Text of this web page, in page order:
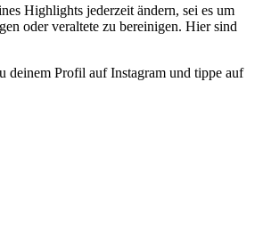
Highlights jederzeit ändern, sei es um
oder veraltete zu bereinigen. Hier sind
deinem Profil auf Instagram und tippe auf